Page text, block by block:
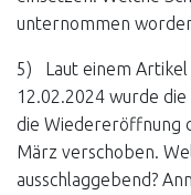
unternommen
5) Laut einem
12.02.2024 wurde
die Wiedereröffnung
März verschoben.
ausschlaggebend?